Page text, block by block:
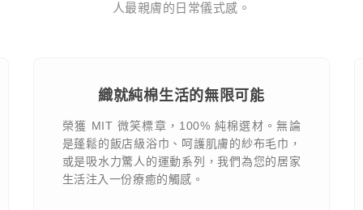
人最親膚的日常儀式感。
織就純棉生活的無限可能
榮獲 MIT 微笑標章，100% 純棉選材。無論
是蓬鬆的飯店級浴巾、呵護肌膚的紗布毛巾，
或是吸水力驚人的運動系列，我們為您的居家
生活注入一份療癒的觸感。